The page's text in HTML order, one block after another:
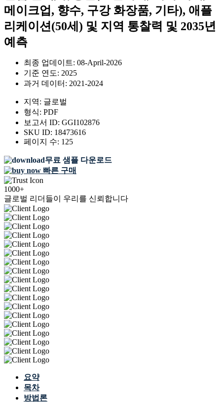
메이크업, 향수, 구강 화장품, 기타), 애플
리케이션(50세) 및 지역 통찰력 및 2035년
예측
최종 업데이트: 08-April-2026
기준 연도: 2025
과거 데이터: 2021-2024
지역: 글로벌
형식: PDF
보고서 ID: GGI102876
SKU ID: 18473616
페이지 수: 125
무료 샘플 다운로드
빠른 구매
1000+
글로벌 리더들이 우리를 신뢰합니다
요약
목차
방법론